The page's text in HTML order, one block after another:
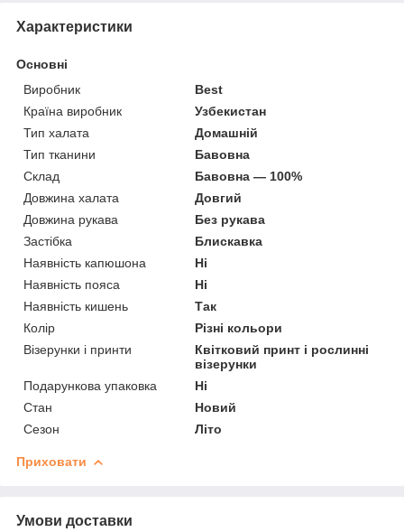
Характеристики
Основні
Виробник
Best
Країна виробник
Узбекистан
Тип халата
Домашній
Тип тканини
Бавовна
Склад
Бавовна — 100%
Довжина халата
Довгий
Довжина рукава
Без рукава
Застібка
Блискавка
Наявність капюшона
Ні
Наявність пояса
Ні
Наявність кишень
Так
Колір
Різні кольори
Візерунки і принти
Квітковий принт і рослинні
візерунки
Подарункова упаковка
Ні
Стан
Новий
Сезон
Літо
Приховати
Умови доставки